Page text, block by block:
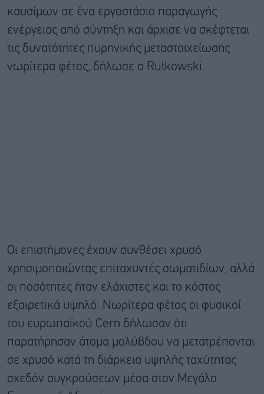
καυσίμων σε ένα εργοστάσιο παραγωγής
ενέργειας από σύντηξη και άρχισε να σκέφτεται
τις δυνατότητες πυρηνικής μεταστοιχείωσης
νωρίτερα φέτος, δήλωσε ο Rutkowski.
Οι επιστήμονες έχουν συνθέσει χρυσό
χρησιμοποιώντας επιταχυντές σωματιδίων, αλλά
οι ποσότητες ήταν ελάχιστες και το κόστος
εξαιρετικά υψηλό. Νωρίτερα φέτος οι φυσικοί
του ευρωπαϊκού Cern δήλωσαν ότι
παρατήρησαν άτομα μολύβδου να μετατρέπονται
σε χρυσό κατά τη διάρκεια υψηλής ταχύτητας
σχεδόν συγκρούσεων μέσα στον Μεγάλο